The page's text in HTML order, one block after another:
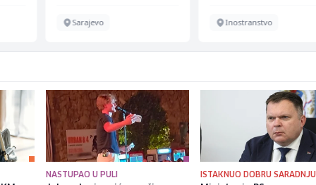
Sarajevo Inostranstvo
NASTUPAO U PULI ISTAKNUO DOBRU SARADNJU